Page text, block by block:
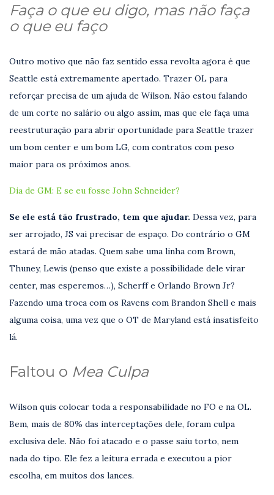
Faça o que eu digo, mas não faça
o que eu faço
Outro motivo que não faz sentido essa revolta agora é que
Seattle está extremamente apertado. Trazer OL para
reforçar precisa de um ajuda de Wilson. Não estou falando
de um corte no salário ou algo assim, mas que ele faça uma
reestruturação para abrir oportunidade para Seattle trazer
um bom center e um bom LG, com contratos com peso
maior para os próximos anos.
Dia de GM: E se eu fosse John Schneider?
Se ele está tão frustrado, tem que ajudar. Dessa vez, para
ser arrojado, JS vai precisar de espaço. Do contrário o GM
estará de mão atadas. Quem sabe uma linha com Brown,
Thuney, Lewis (penso que existe a possibilidade dele virar
center, mas esperemos…), Scherff e Orlando Brown Jr?
Fazendo uma troca com os Ravens com Brandon Shell e mais
alguma coisa, uma vez que o OT de Maryland está insatisfeito
lá.
Faltou o Mea Culpa
Wilson quis colocar toda a responsabilidade no FO e na OL.
Bem, mais de 80% das interceptações dele, foram culpa
exclusiva dele. Não foi atacado e o passe saiu torto, nem
nada do tipo. Ele fez a leitura errada e executou a pior
escolha, em muitos dos lances.